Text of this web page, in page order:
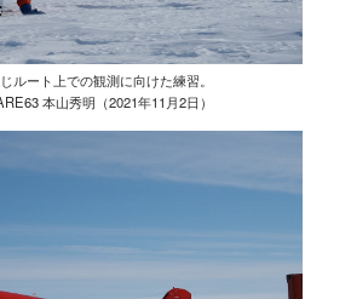
ルート上での観測に向けた練習。
本山秀明（2021年11月2日）